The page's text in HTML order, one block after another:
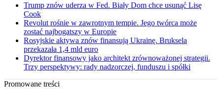
Trump znów uderza w Fed. Biały Dom chce usunąć Lisę
Cook
Revolut rośnie w zawrotnym tempie. Jego twórca może
zostać najbogatszy w Europie
Rosyjskie aktywa znów finansują Ukrainę. Bruksela
przekazała 1,4 mld euro
Dyrektor finansowy jako architekt zrównoważonej strategii.
Trzy perspektywy: rady nadzorczej, funduszu i spółki
Promowane treści